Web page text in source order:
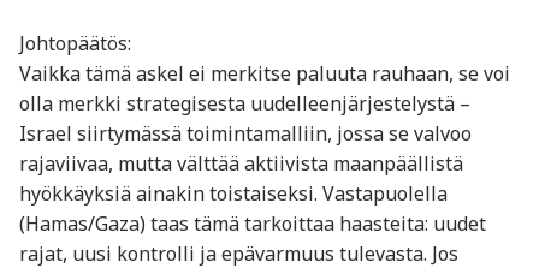
Johtopäätös:
Vaikka tämä askel ei merkitse paluuta rauhaan, se voi
olla merkki strategisesta uudelleenjärjestelystä –
Israel siirtymässä toimintamalliin, jossa se valvoo
rajaviivaa, mutta välttää aktiivista maanpäällistä
hyökkäyksiä ainakin toistaiseksi. Vastapuolella
(Hamas/Gaza) taas tämä tarkoittaa haasteita: uudet
rajat, uusi kontrolli ja epävarmuus tulevasta. Jos